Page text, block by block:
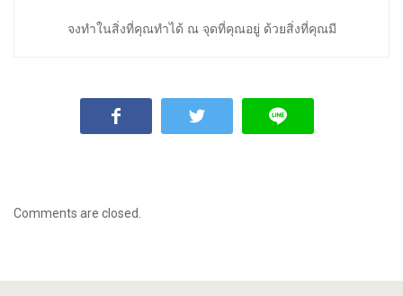
จงทำในสิ่งที่คุณทำได้ ณ จุดที่คุณอยู่ ด้วยสิ่งที่คุณมี
Comments are closed.